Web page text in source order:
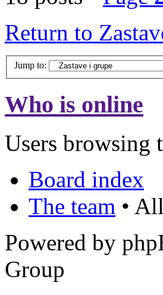
Return to
Jump to:
Who is online
Users browsing
Board index
The team •
Powered by
Group